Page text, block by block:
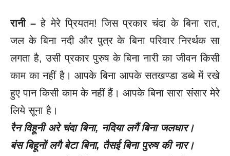
रानी – हे मेरे प्रियतम! जिस प्रकार चंदा के बिना रात,
जल के बिना नदी और पुत्र के बिना परिवार निरर्थक सा
लगता है, उसी प्रकार पुरुष के बिना नारी का जीवन किसी
काम का नहीं है। आपके बिना आपके सतखण्डा डब्बे में रखे
हुए पान किसी काम के नहीं हैं। आपके बिना सारा संसार मेरे
लिये सूना है।
रैन विहूनी अरे चंदा बिना, नदिया लगैं बिना जलधार।
बंस बिहूनों लगै बेटा बिना, तैसई बिना पुरुष की नार।